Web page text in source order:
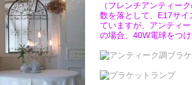
（フレンチアンティー
数を落として、E17サ
ていますが、アンティ
の場合、40W電球をつ